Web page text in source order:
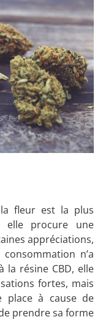
fleur est la plus
elle procure une
appréciations,
n’a
la résine CBD, elle
fortes, mais
place à cause de
prendre sa forme